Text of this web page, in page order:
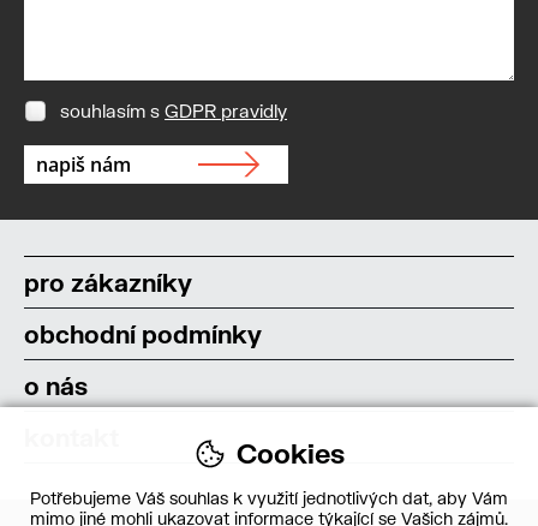
souhlasím s GDPR pravidly
pro zákazníky
obchodní podmínky
o nás
Cookies
Potřebujeme Váš souhlas k využití jednotlivých dat, aby Vám
mimo jiné mohli ukazovat informace týkající se Vašich zájmů.